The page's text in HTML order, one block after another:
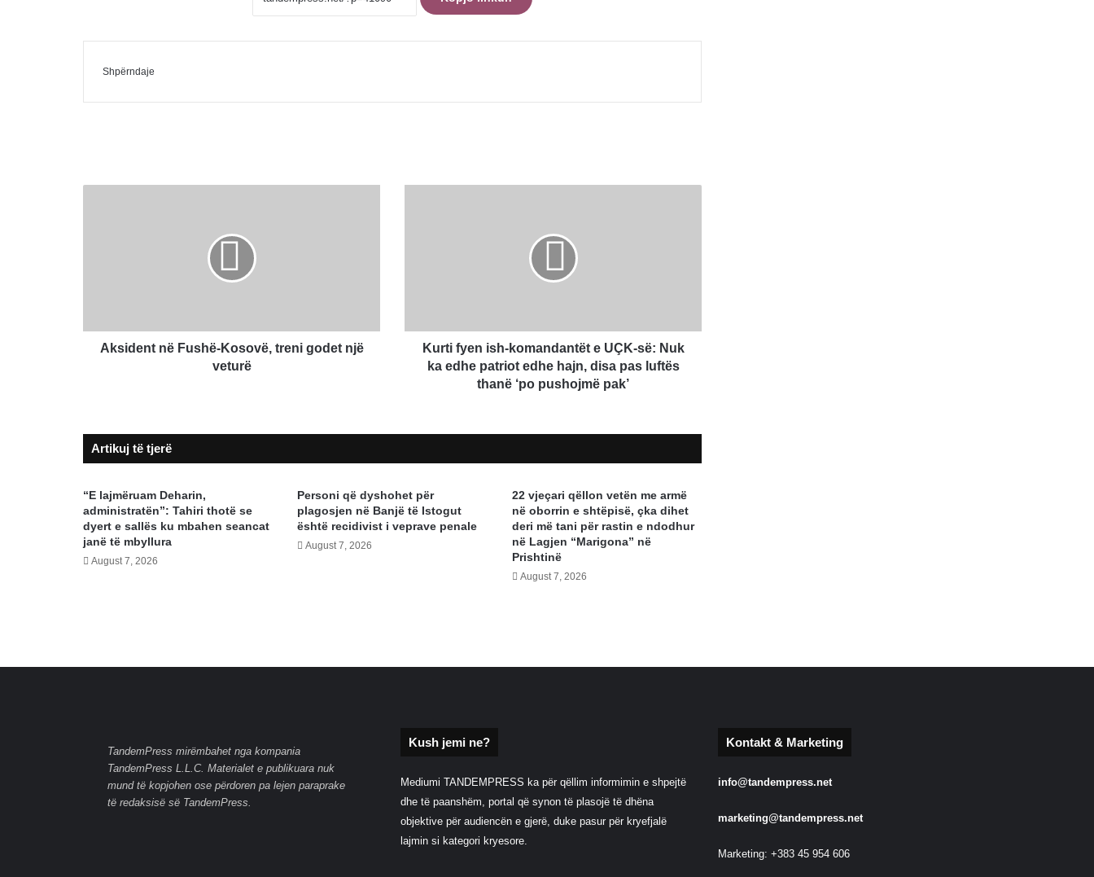
Shpërndaje
Aksident në Fushë-Kosovë, treni godet një
veturë
ka
edhe
patriot
pas
thanë
pushojmë
pak’
Kurti fyen ish-komandantët e UÇK-së: Nuk
ka edhe patriot edhe hajn, disa pas luftës
thanë ‘po pushojmë pak’
Artikuj të tjerë
“E lajmëruam Deharin,
administratën”: Tahiri thotë se
dyert e sallës ku mbahen seancat
janë të mbyllura
August 7, 2026
Personi që dyshohet për
plagosjen në Banjë të Istogut
është recidivist i veprave penale
August 7, 2026
22 vjeçari qëllon vetën me armë
në oborrin e shtëpisë, çka dihet
deri më tani për rastin e ndodhur
në Lagjen “Marigona” në
Prishtinë
August 7, 2026
TandemPress mirëmbahet nga kompania
TandemPress L.L.C. Materialet e publikuara nuk
mund të kopjohen ose përdoren pa lejen paraprake
të redaksisë së TandemPress.
Kush jemi ne?
Mediumi TANDEMPRESS ka për qëllim informimin e shpejtë
dhe të paanshëm, portal që synon të plasojë të dhëna
objektive për audiencën e gjerë, duke pasur për kryefjalë
lajmin si kategori kryesore.
Kontakt & Marketing
info@tandempress.net
marketing@tandempress.net
Marketing: +383 45 954 606